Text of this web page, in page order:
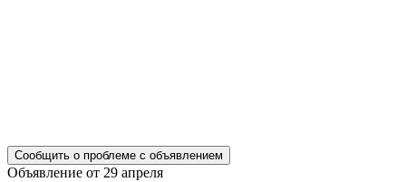
Сообщить о проблеме с объявлением
Объявление от 29 апреля